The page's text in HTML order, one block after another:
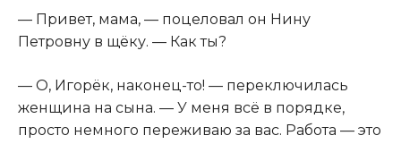
— Привет, мама, — поцеловал он Нину
Петровну в щёку. — Как ты?
— О, Игорёк, наконец-то! — переключилась
женщина на сына. — У меня всё в порядке,
просто немного переживаю за вас. Работа — это